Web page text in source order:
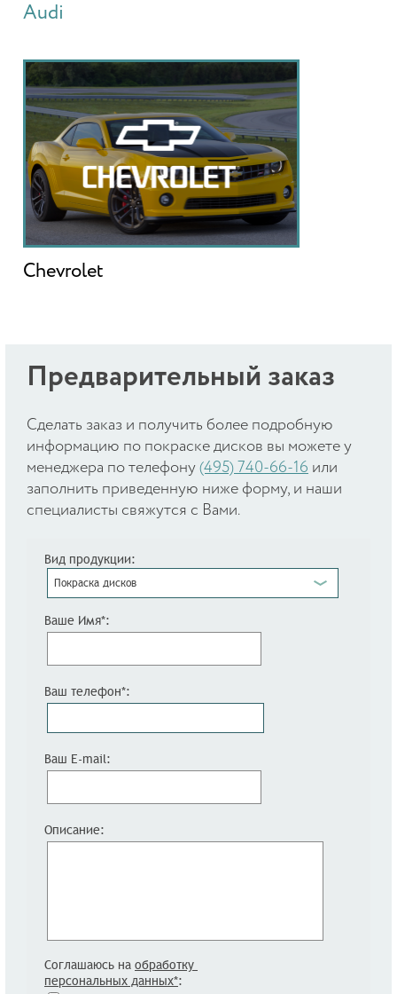
Audi
Chevrolet
Предварительный заказ
Cделать заказ и получить более подробную
информацию по покраске дисков вы можете у
менеджера по телефону (495) 740-66-16 или
заполнить приведенную ниже форму, и наши
специалисты свяжутся с Вами.
Вид продукции:
Покраска дисков
Ваше Имя*:
Ваш телефон*:
Ваш E-mail:
Описание:
Соглашаюсь на обработку
персональных данных*: